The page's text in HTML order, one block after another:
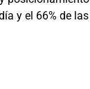
y el 66% de